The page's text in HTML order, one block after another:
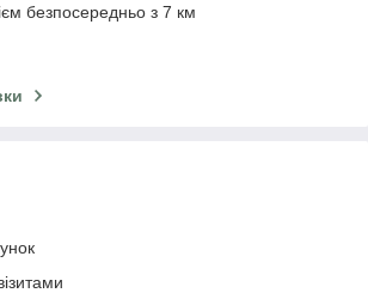
безпосередньо з 7 км